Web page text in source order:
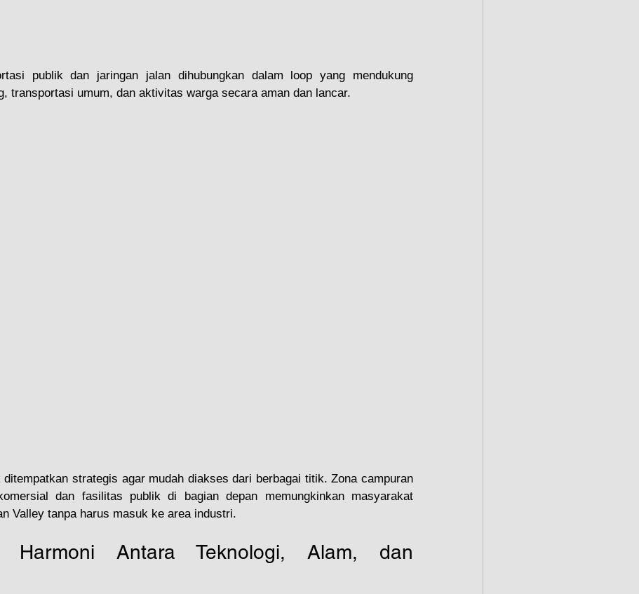
publik dan jaringan jalan dihubungkan dalam loop yang mendukung
transportasi umum, dan aktivitas warga secara aman dan lancar.
ditempatkan strategis agar mudah diakses dari berbagai titik. Zona campuran
dan fasilitas publik di bagian depan memungkinkan masyarakat
Valley tanpa harus masuk ke area industri.
Harmoni Antara Teknologi, Alam, dan